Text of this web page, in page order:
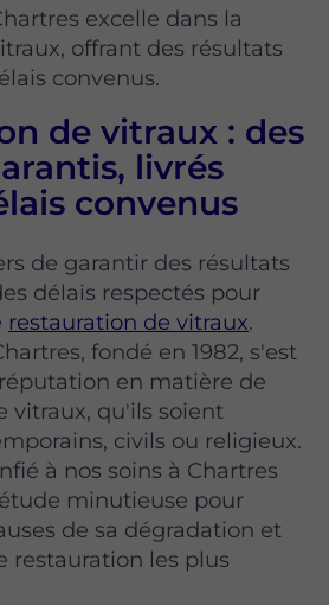
excelle dans la
offrant des résultats
convenus.
de vitraux : des
livrés
convenus
de garantir des résultats
délais respectés pour
restauration de vitraux.
fondé en 1982, s'est
en matière de
vitraux, qu'ils soient
civils ou religieux.
à nos soins à Chartres
minutieuse pour
de sa dégradation et
restauration les plus